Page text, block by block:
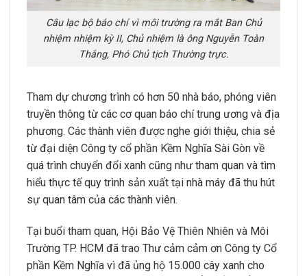
Câu lạc bộ báo chí vì môi trường ra mắt Ban Chủ
nhiệm nhiệm kỳ II, Chủ nhiệm là ông Nguyễn Toàn
Thắng, Phó Chủ tịch Thường trực.
Tham dự chương trình có hơn 50 nhà báo, phóng viên
truyền thông từ các cơ quan báo chí trung ương và địa
phương. Các thành viên được nghe giới thiệu, chia sẻ
từ đại diện Công ty cổ phần Kềm Nghĩa Sài Gòn về
quá trình chuyển đổi xanh cũng như tham quan và tìm
hiểu thực tế quy trình sản xuất tại nhà máy đã thu hút
sự quan tâm của các thành viên.
Tại buổi tham quan, Hội Bảo Vệ Thiên Nhiên và Môi
Trường TP. HCM đã trao Thư cảm cảm ơn Công ty Cổ
phần Kềm Nghĩa vì đã ủng hộ 15.000 cây xanh cho